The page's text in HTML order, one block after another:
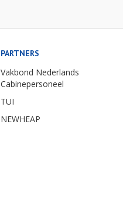
PARTNERS
Vakbond Nederlands
Cabinepersoneel
TUI
NEWHEAP